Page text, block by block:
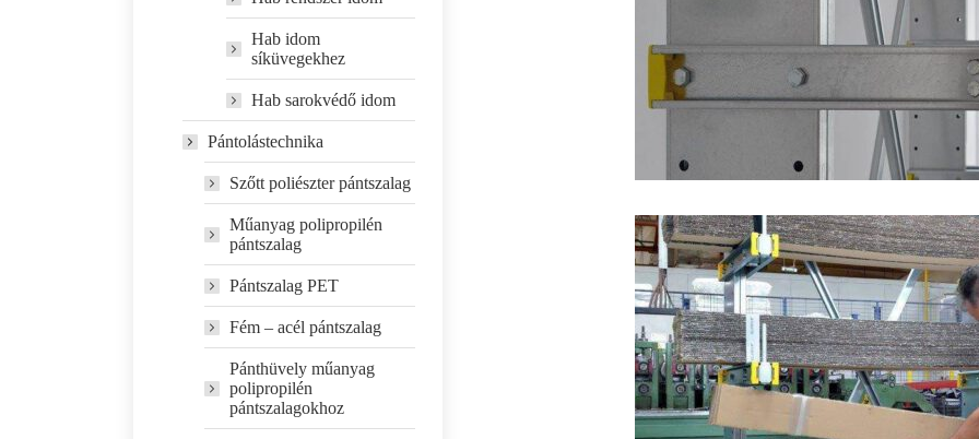
Hab idom
síküvegekhez
Hab sarokvédő idom
Pántolástechnika
Szőtt poliészter pántszalag
Műanyag polipropilén
pántszalag
Pántszalag PET
Fém – acél pántszalag
Pánthüvely műanyag
polipropilén
pántszalagokhoz